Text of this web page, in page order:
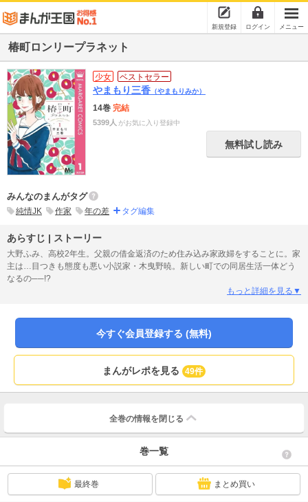
新規登録 ログイン メニュー
椿町ロンリープラネット
少女 ベストセラー
やまもり三香 （やまもりみか）
14巻 完結
5399人 がお気に入り登録中
無料試し読み
みんなのまんがタグ
純情JK 作家 年の差 タグ編集
あらすじ | ストーリー
大野ふみ、高校2年生。父親の借金返済のため住み込み家政婦をすることに。家
主は…目つきも態度も悪い小説家・木曳野暁。新しい町での同居生活一体どう
なるの──!?
もっと詳細を見る▼
今すぐ会員登録する (無料)
まんがレポを見る 49件
全巻の情報を 閉じる
巻一覧
最終巻 まとめ買い